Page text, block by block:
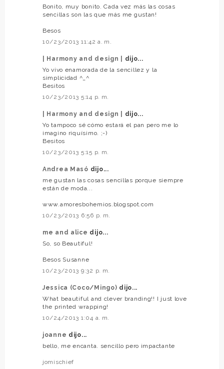
Bonito, muy bonito. Cada vez más las cosas
sencillas son las que más me gustan!
Besos
10/23/2013 11:42 a. m.
| Harmony and design |
dijo...
Yo vivo enamorada de la sencillez y la
simplicidad ^_^
Besitos
10/23/2013 5:14 p. m.
| Harmony and design |
dijo...
Yo tampoco sé cómo estará el pan pero me lo
imagino riquísimo. ;-)
Besitos
10/23/2013 5:15 p. m.
Andrea Masó dijo...
me gustan las cosas sencillas porque siempre
están de moda...
www.amoresbohemios.blogspot.com
10/23/2013 6:56 p. m.
me and alice dijo...
So, so Beautiful!
Besos Susanne
10/23/2013 9:32 p. m.
Jessica (Coco/Mingo) dijo...
What beautiful and clever branding!! I just love
the printed wrapping!
10/24/2013 1:04 a. m.
joanne dijo...
bello, me encanta. sencillo pero impactante
jomischief